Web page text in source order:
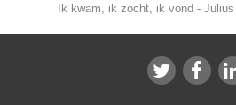
Ik kwam, ik zocht, ik vond -